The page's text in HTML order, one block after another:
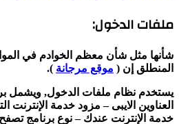
ملفات الدخول:
شأنها مثل شأن معظم الخوادم في
المنطلق إن ( موقع مرجانة ).
يستخدم نظام ملفات الدخول, ويشمل
العناوين الايبى – مزود خدمة
خدمة الإنترنت عندك – نوع برنامج تصفح